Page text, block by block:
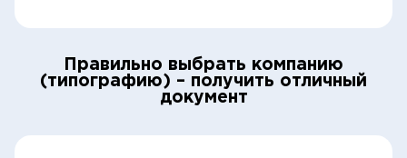
Правильно выбрать компанию
(типографию) – получить отличный
документ